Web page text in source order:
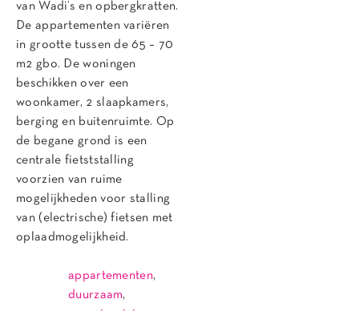
van Wadi’s en opbergkratten.
De appartementen variëren
in grootte tussen de 65 – 70
m2 gbo. De woningen
beschikken over een
woonkamer, 2 slaapkamers,
berging en buitenruimte. Op
de begane grond is een
centrale fietststalling
voorzien van ruime
mogelijkheden voor stalling
van (electrische) fietsen met
oplaadmogelijkheid.
appartementen,
duurzaam,